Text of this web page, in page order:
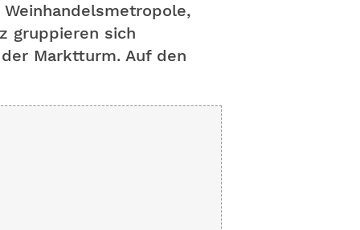
gruppieren sich
Marktturm. Auf den